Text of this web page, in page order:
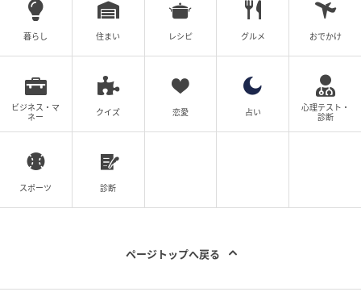
苑」を見た図。新緑がまぶしい！
らしながら天守まで……。 現存する天守の中で最古、
約400年の歴史を経た木造建築の国宝の城の中に入
り、天守まで上って行けること自体が奇跡だと思いま
せんか⁉ 名古屋からも程近く、川を渡れば岐阜、そし
て船で物資を運ぶ木曽川まである。天守からの景色を
見たら、犬山が「天下をとる」要所とされてきたこと
国宝の茶室も隣接！ ふたつの国宝を楽しめる
暮らし 住まい レシピ グルメ おでかけ
ビジネス・マ
ネー
クイズ 恋愛 占い
心理テスト・
診断
スポーツ 診断
ページトップへ戻る